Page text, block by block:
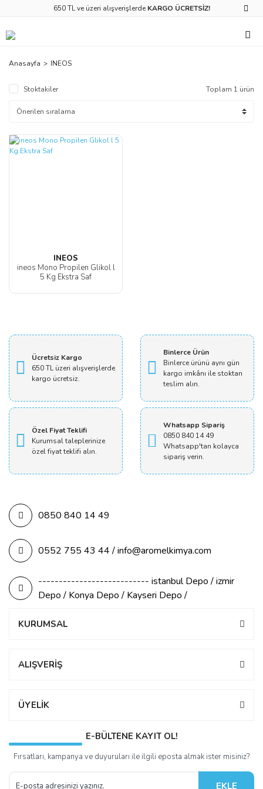
650 TL ve üzeri alışverişlerde KARGO ÜCRETSİZ!
Anasayfa INEOS
Stoktakiler Toplam 1 ürün
INEOS
ineos Mono Propilen Glikol l
5 Kg Ekstra Saf
Ücretsiz Kargo
650 TL üzeri alışverişlerde
kargo ücretsiz.
Binlerce Ürün
Binlerce ürünü aynı gün
kargo imkânı ile stoktan
teslim alın.
Özel Fiyat Teklifi
Kurumsal taleplerinize
özel fiyat teklifi alın.
Whatsapp Sipariş
0850 840 14 49
Whatsapp'tan kolayca
sipariş verin.
0850 840 14 49
0552 755 43 44 / info@aromelkimya.com
--------------------------- istanbul Depo / izmir
Depo / Konya Depo / Kayseri Depo /
KURUMSAL
ALIŞVERİŞ
ÜYELİK
E-BÜLTENE KAYIT OL!
Fırsatları, kampanya ve duyuruları ile ilgili eposta almak ister misiniz?
EKLE